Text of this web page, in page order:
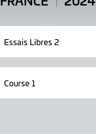
Essais Libres 2
Course 1